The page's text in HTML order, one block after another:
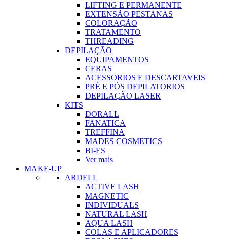
LIFTING E PERMANENTE
EXTENSÃO PESTANAS
COLORAÇÃO
TRATAMENTO
THREADING
DEPILAÇÃO
EQUIPAMENTOS
CERAS
ACESSORIOS E DESCARTAVEIS
PRÉ E PÓS DEPILATORIOS
DEPILAÇÃO LASER
KITS
DORALL
FANATICA
TREFFINA
MADES COSMETICS
BI-ES
Ver mais
MAKE-UP
ARDELL
ACTIVE LASH
MAGNETIC
INDIVIDUALS
NATURAL LASH
AQUA LASH
COLAS E APLICADORES